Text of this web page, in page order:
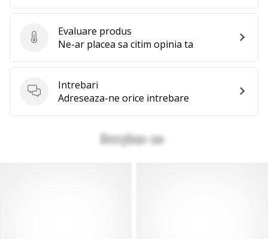
Evaluare produs
Evaluare produs
Ne-ar placea sa citim opinia ta
Intrebari
Intrebari
Adreseaza-ne orice intrebare